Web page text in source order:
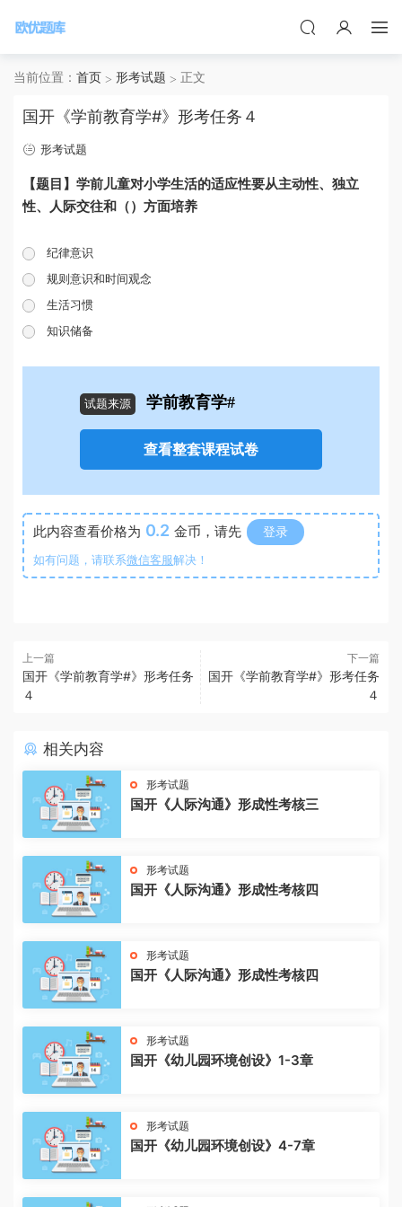
当前位置： 首页 形考试题 正文
国开《学前教育学#》形考任务４
形考试题
【题目】学前儿童对小学生活的适应性要从主动性、独立
性、人际交往和（）方面培养
纪律意识
规则意识和时间观念
生活习惯
知识储备
试题来源 学前教育学#
查看整套课程试卷
此内容查看价格为 0.2 金币，请先 登录
如有问题，请联系微信客服解决！
上一篇
国开《学前教育学#》形考任务
４
下一篇
国开《学前教育学#》形考任务
４
相关内容
形考试题
国开《人际沟通》形成性考核三
形考试题
国开《人际沟通》形成性考核四
形考试题
国开《人际沟通》形成性考核四
形考试题
国开《幼儿园环境创设》1-3章
形考试题
国开《幼儿园环境创设》4-7章